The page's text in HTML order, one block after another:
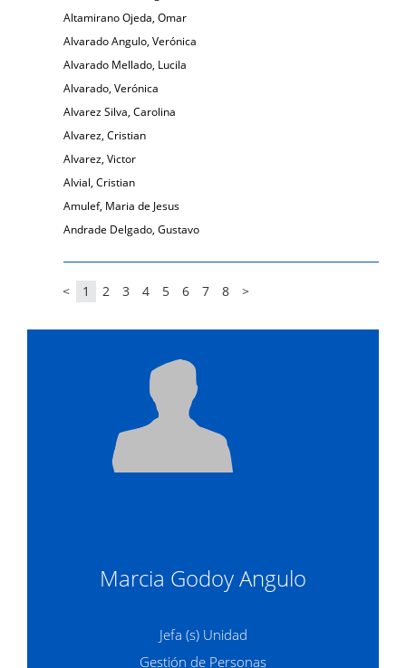
Altamirano Ojeda, Omar
Alvarado Angulo, Verónica
Alvarado Mellado, Lucila
Alvarado, Verónica
Alvarez Silva, Carolina
Alvarez, Cristian
Alvarez, Victor
Alvial, Cristian
Amulef, Maria de Jesus
Andrade Delgado, Gustavo
< 1 2 3 4 5 6 7 8 >
Marcia Godoy Angulo
Jefa (s) Unidad
Gestión de Personas